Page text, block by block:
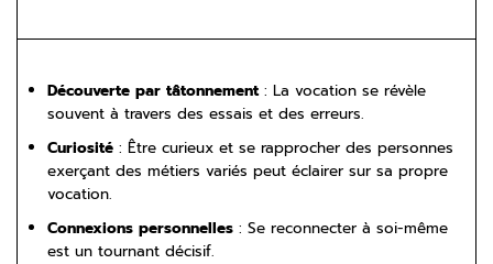
Découverte par tâtonnement: La vocation se révèle
souvent à travers des essais et des erreurs.
Curiosité: Être curieux et se rapprocher des personnes
exerçant des métiers variés peut éclairer sur sa propre
vocation.
Connexions personnelles: Se reconnecter à soi-même
est un tournant décisif.